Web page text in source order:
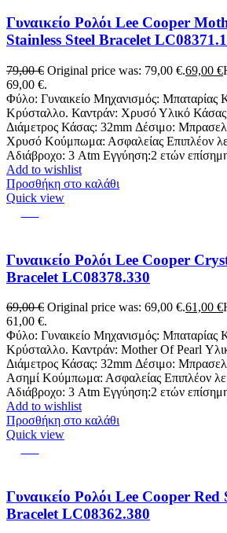
Γυναικείο Ρολόι Lee Cooper
Stainless Steel Bracelet
79,00€ Original price was: 79,00 €.69,00 €
69,00 €.
Φύλο: Γυναικείο Μηχανισμός: Μπαταρίας
Κρύσταλλο. Καντράν: Χρυσό Υλικό
Διάμετρος Κάσας: 32mm Δέσιμο:
Χρυσό Κούμπωμα: Ασφαλείας Επιπλέον
Αδιάβροχο: 3 Atm Εγγύηση:2 ετών
Add to wishlist
Προσθήκη στο καλάθι
Quick view
Γυναικείο Ρολόι Lee Cooper
Bracelet LC08378.330
69,00€ Original price was: 69,00 €.61,00 €
61,00 €.
Φύλο: Γυναικείο Μηχανισμός: Μπαταρίας
Κρύσταλλο. Καντράν: Mother Of Pearl
Διάμετρος Κάσας: 32mm Δέσιμο:
Ασημί Κούμπωμα: Ασφαλείας Επιπλέον
Αδιάβροχο: 3 Atm Εγγύηση:2 ετών
Add to wishlist
Προσθήκη στο καλάθι
Quick view
Γυναικείο Ρολόι Lee Cooper Red
Bracelet LC08362.380